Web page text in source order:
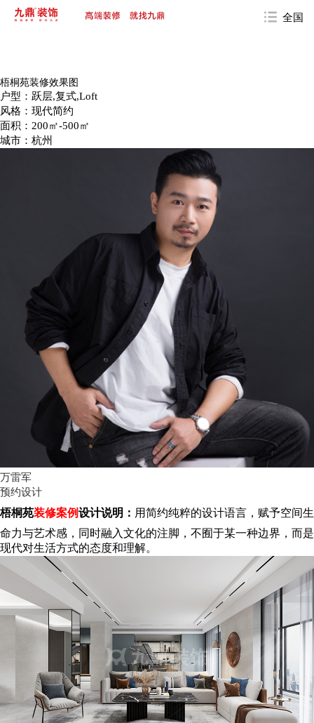
全国
梧桐苑装修效果图
户型：跃层,复式,Loft
风格：现代简约
面积：200㎡-500㎡
城市：杭州
万雷军
预约设计
梧桐苑装修案例设计说明： 用简约纯粹的设计语言，赋予空间生
命力与艺术感，同时融入文化的注脚，不囿于某一种边界，而是
现代对生活方式的态度和理解。